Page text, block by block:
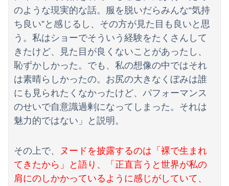
のような現実的な話。服を脱いだらみんな“気持
ち良い”と感じるし、その方が見た目も良いと思
う。私はショーでそういう経験をたくさんして
きたけど、見た目が良くないことがあったし、
恥ずかしかった。でも、私の想像の中ではそれ
は素晴らしかったの。お尻の大きなくぼみは誰
にも見られたくなかったけど、パフォーマンス
のせいで自意識過剰になってしまった。それは
魅力的ではない」と説明。
その上で、
ヌードを披露するのは「裸で生まれ
てきたから」と語り、「正直言うと世界が私の
肩にのしかかっているように感じがしていて、